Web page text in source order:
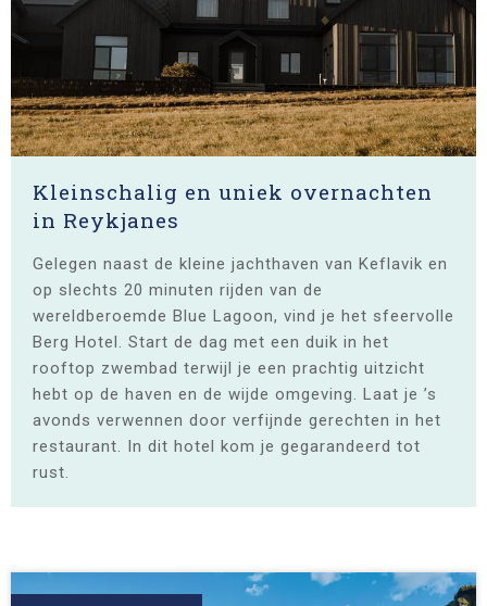
Kleinschalig en uniek overnachten
in Reykjanes
Gelegen naast de kleine jachthaven van Keflavik en
op slechts 20 minuten rijden van de
wereldberoemde Blue Lagoon, vind je het sfeervolle
Berg Hotel. Start de dag met een duik in het
rooftop zwembad terwijl je een prachtig uitzicht
hebt op de haven en de wijde omgeving. Laat je ’s
avonds verwennen door verfijnde gerechten in het
restaurant. In dit hotel kom je gegarandeerd tot
rust.